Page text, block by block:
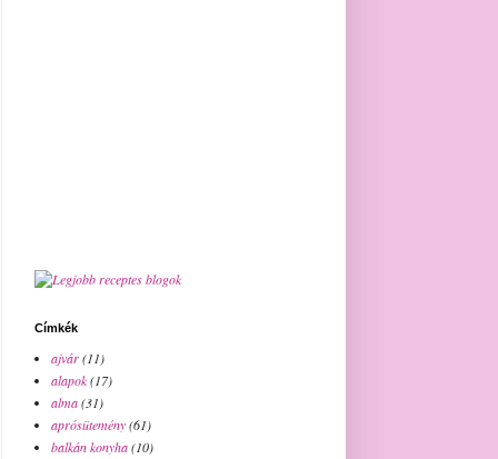
Címkék
ajvár(11)
alapok(17)
alma(31)
aprósütemény(61)
balkán konyha(10)